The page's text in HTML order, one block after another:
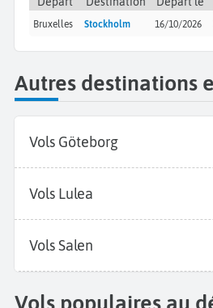
Bruxelles Stockholm 16/10/2026
Autres destinations
Vols Göteborg
Vols Lulea
Vols Salen